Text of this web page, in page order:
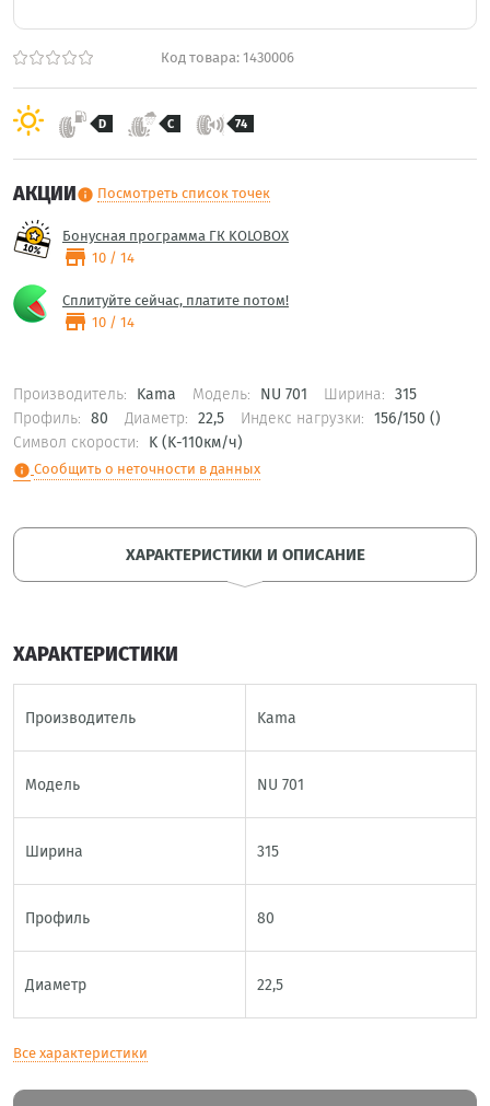
Код товара: 1430006
D C 74
АКЦИИinfo Посмотреть список точек
Бонусная программа ГК KOLOBOX
store 10 / 14
Сплитуйте сейчас, платите потом!
store 10 / 14
Производитель: Kama Модель: NU 701 Ширина: 315
Профиль: 80 Диаметр: 22,5 Индекс нагрузки: 156/150 ()
Символ скорости:
K (K-110км/ч)
info Сообщить о неточности в данных
ХАРАКТЕРИСТИКИ И ОПИСАНИЕ
ХАРАКТЕРИСТИКИ
Производитель Kama
Модель NU 701
Ширина 315
Профиль 80
Диаметр 22,5
Все характеристики